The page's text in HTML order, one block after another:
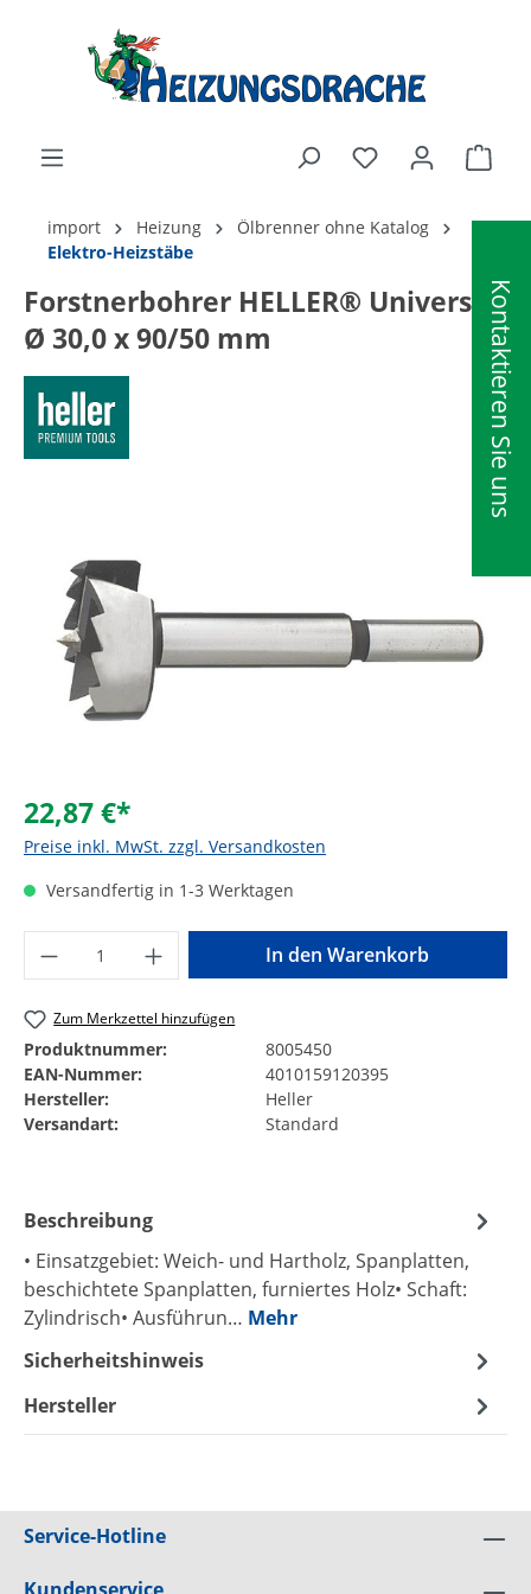
Kontaktieren Sie uns
import Heizung
Ölbrenner ohne Katalog
Elektro-Heizstäbe
Forstnerbohrer HELLER® Universal
Ø 30,0 x 90/50 mm
22,87 €*
Preise inkl. MwSt. zzgl. Versandkosten
Versandfertig in 1-3 Werktagen
Produkt Anzahl: Gib den gewünschten
In den Warenkorb
Zum Merkzettel hinzufügen
Produktnummer:
8005450
EAN-Nummer:
4010159120395
Hersteller:
Heller
Versandart:
Standard
Beschreibung
• Einsatzgebiet: Weich- und Hartholz, Spanplatten,
beschichtete Spanplatten, furniertes Holz• Schaft:
Zylindrisch• Ausführun… Mehr
Sicherheitshinweis
Hersteller
Service-Hotline